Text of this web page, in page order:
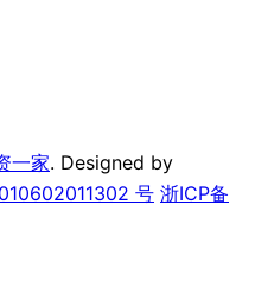
一家. Designed by
号 浙ICP备